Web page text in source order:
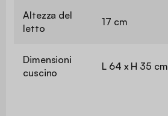
Altezza del
letto
17 cm
Dimensioni
cuscino
L 64 x H 35 cm